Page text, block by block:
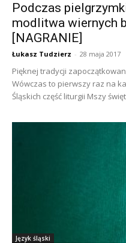
Podczas
modlitwa wiernych
[NAGRANIE]
Łukasz Tudzierz - 28 maja 2017
Pięknej tradycji
Wówczas to pierwszy raz na
Śląskich część liturgii Mszy
Język śląski